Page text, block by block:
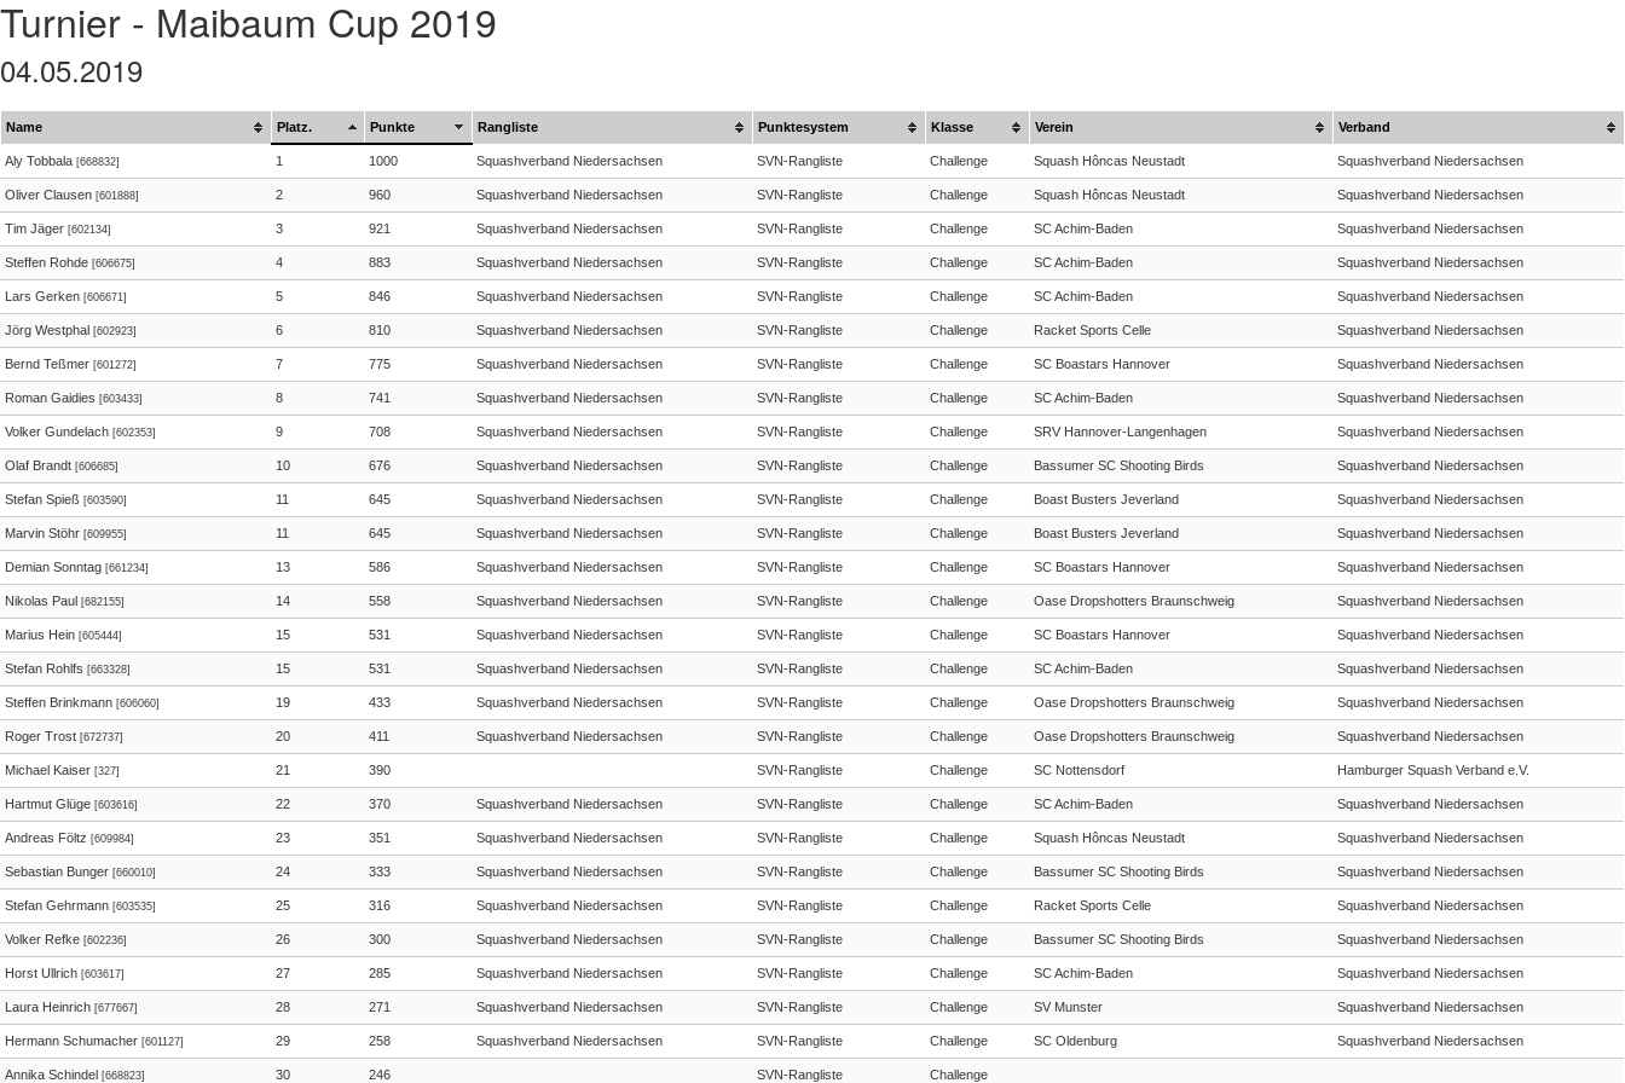
Turnier - Maibaum Cup 2019
04.05.2019
Name Platz. Punkte Rangliste Punktesystem Klasse Verein Verband
Aly Tobbala [668832] 1 1000 Squashverband Niedersachsen SVN-Rangliste Challenge Squash Hôncas Neustadt Squashverband Niedersachsen
Oliver Clausen [601888] 2 960 Squashverband Niedersachsen SVN-Rangliste Challenge Squash Hôncas Neustadt Squashverband Niedersachsen
Tim Jäger [602134] 3 921 Squashverband Niedersachsen SVN-Rangliste Challenge SC Achim-Baden Squashverband Niedersachsen
Steffen Rohde [606675] 4 883 Squashverband Niedersachsen SVN-Rangliste Challenge SC Achim-Baden Squashverband Niedersachsen
Lars Gerken [606671] 5 846 Squashverband Niedersachsen SVN-Rangliste Challenge SC Achim-Baden Squashverband Niedersachsen
Jörg Westphal [602923] 6 810 Squashverband Niedersachsen SVN-Rangliste Challenge Racket Sports Celle Squashverband Niedersachsen
Bernd Teßmer [601272] 7 775 Squashverband Niedersachsen SVN-Rangliste Challenge SC Boastars Hannover Squashverband Niedersachsen
Roman Gaidies [603433] 8 741 Squashverband Niedersachsen SVN-Rangliste Challenge SC Achim-Baden Squashverband Niedersachsen
Volker Gundelach [602353] 9 708 Squashverband Niedersachsen SVN-Rangliste Challenge SRV Hannover-Langenhagen Squashverband Niedersachsen
Olaf Brandt [606685] 10 676 Squashverband Niedersachsen SVN-Rangliste Challenge Bassumer SC Shooting Birds Squashverband Niedersachsen
Stefan Spieß [603590] 11 645 Squashverband Niedersachsen SVN-Rangliste Challenge Boast Busters Jeverland Squashverband Niedersachsen
Marvin Stöhr [609955] 11 645 Squashverband Niedersachsen SVN-Rangliste Challenge Boast Busters Jeverland Squashverband Niedersachsen
Demian Sonntag [661234] 13 586 Squashverband Niedersachsen SVN-Rangliste Challenge SC Boastars Hannover Squashverband Niedersachsen
Nikolas Paul [682155] 14 558 Squashverband Niedersachsen SVN-Rangliste Challenge Oase Dropshotters Braunschweig Squashverband Niedersachsen
Marius Hein [605444] 15 531 Squashverband Niedersachsen SVN-Rangliste Challenge SC Boastars Hannover Squashverband Niedersachsen
Stefan Rohlfs [663328] 15 531 Squashverband Niedersachsen SVN-Rangliste Challenge SC Achim-Baden Squashverband Niedersachsen
Steffen Brinkmann [606060] 19 433 Squashverband Niedersachsen SVN-Rangliste Challenge Oase Dropshotters Braunschweig Squashverband Niedersachsen
Roger Trost [672737] 20 411 Squashverband Niedersachsen SVN-Rangliste Challenge Oase Dropshotters Braunschweig Squashverband Niedersachsen
Michael Kaiser [327] 21 390 SVN-Rangliste Challenge SC Nottensdorf Hamburger Squash Verband e.V.
Hartmut Glüge [603616] 22 370 Squashverband Niedersachsen SVN-Rangliste Challenge SC Achim-Baden Squashverband Niedersachsen
Andreas Föltz [609984] 23 351 Squashverband Niedersachsen SVN-Rangliste Challenge Squash Hôncas Neustadt Squashverband Niedersachsen
Sebastian Bunger [660010] 24 333 Squashverband Niedersachsen SVN-Rangliste Challenge Bassumer SC Shooting Birds Squashverband Niedersachsen
Stefan Gehrmann [603535] 25 316 Squashverband Niedersachsen SVN-Rangliste Challenge Racket Sports Celle Squashverband Niedersachsen
Volker Refke [602236] 26 300 Squashverband Niedersachsen SVN-Rangliste Challenge Bassumer SC Shooting Birds Squashverband Niedersachsen
Horst Ullrich [603617] 27 285 Squashverband Niedersachsen SVN-Rangliste Challenge SC Achim-Baden Squashverband Niedersachsen
Laura Heinrich [677667] 28 271 Squashverband Niedersachsen SVN-Rangliste Challenge SV Munster Squashverband Niedersachsen
Hermann Schumacher [601127] 29 258 Squashverband Niedersachsen SVN-Rangliste Challenge SC Oldenburg Squashverband Niedersachsen
Annika Schindel [668823] 30 246 SVN-Rangliste Challenge